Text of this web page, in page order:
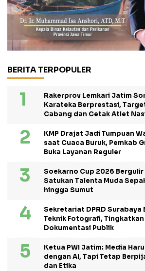
BERITA TERPOPULER
Rakerprov Lemkari Jatim
Karateka Berprestasi,
Cabang dan Cetak Atlet
KMP Drajat Jadi Tumpuan
saat Cuaca Buruk, Pemkab
Buka Layanan Reguler
Soekarno Cup 2026
Satukan Talenta Muda
hingga Sumut
Sekretariat DPRD Surabaya
Teknik Fotografi,
Dokumentasi Publik
Ketua PWI Jatim: Media
dengan AI, Tapi Tetap
dan Etika